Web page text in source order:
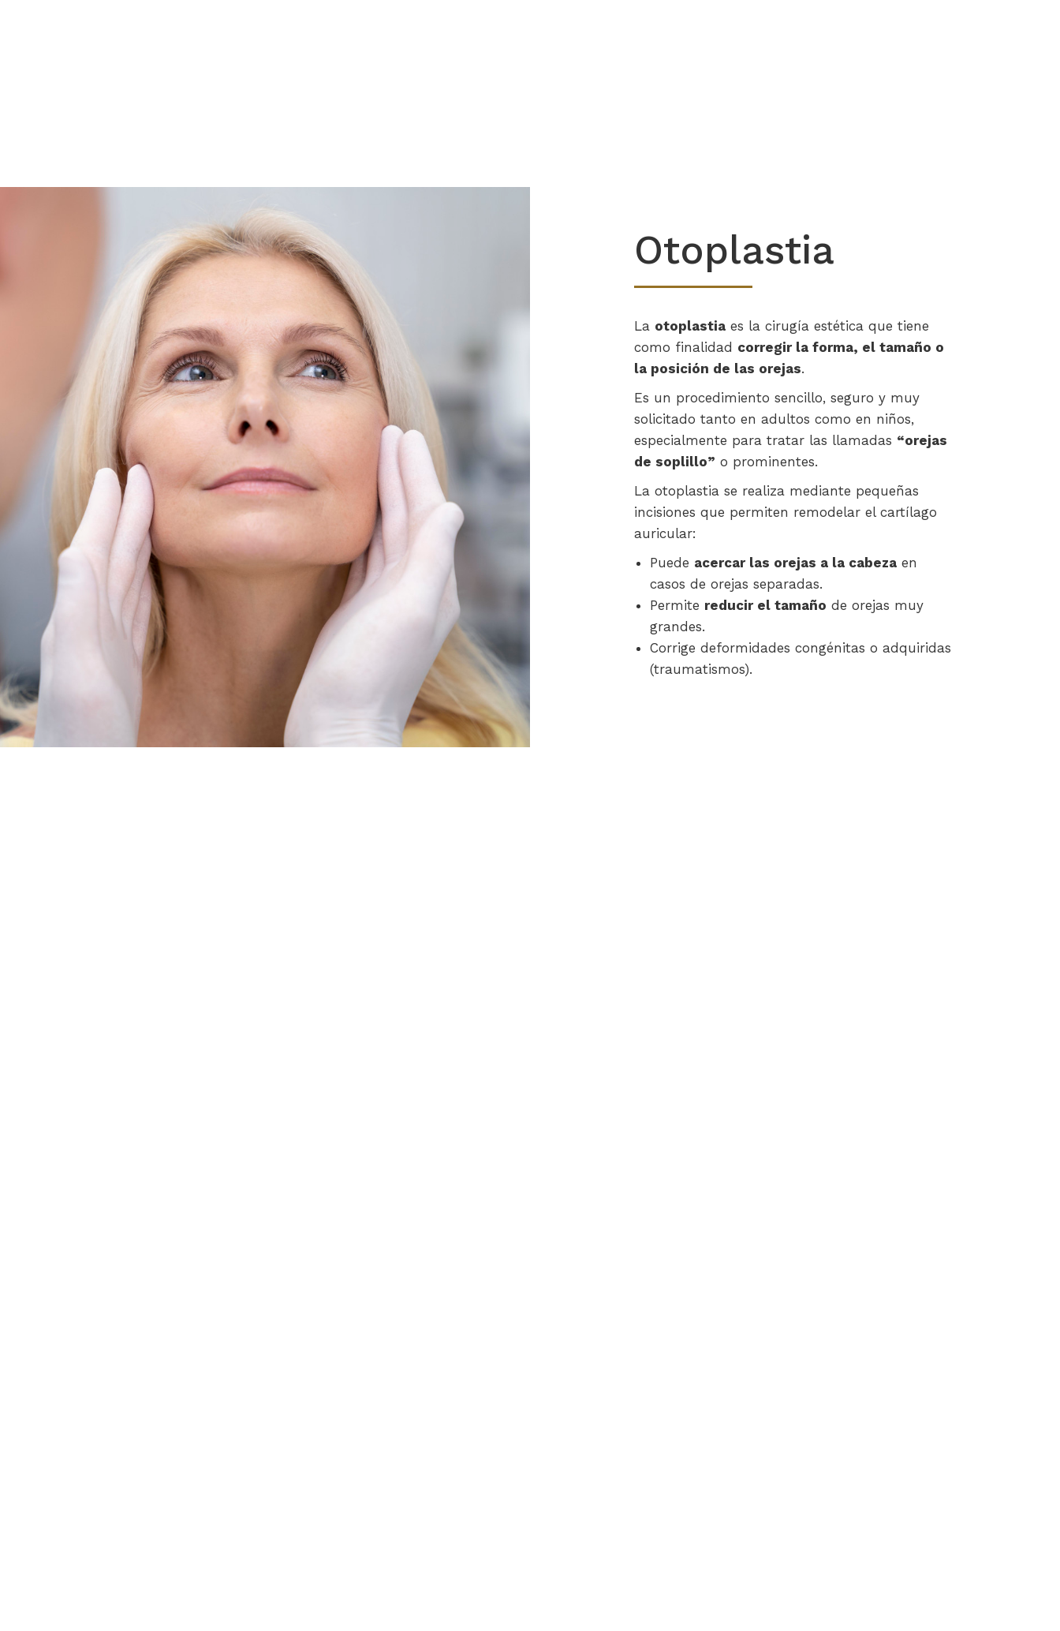
Otoplastia
La otoplastia es la cirugía estética que tiene
como finalidad corregir la forma, el tamaño o
la posición de las orejas.
Es un procedimiento sencillo, seguro y muy
solicitado tanto en adultos como en niños,
especialmente para tratar las llamadas “orejas
de soplillo” o prominentes.
La otoplastia se realiza mediante pequeñas
incisiones que permiten remodelar el cartílago
auricular:
Puede acercar las orejas a la cabeza en
casos de orejas separadas.
Permite reducir el tamaño de orejas muy
grandes.
Corrige deformidades congénitas o adquiridas
(traumatismos).